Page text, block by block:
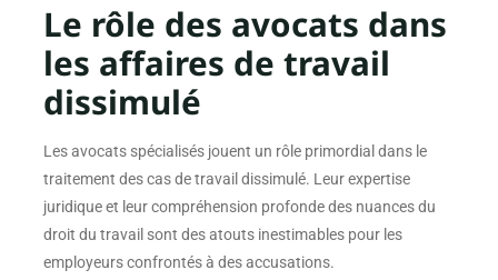
Le rôle des avocats dans
les affaires de travail
dissimulé
Les avocats spécialisés jouent un rôle primordial dans le
traitement des cas de travail dissimulé. Leur expertise
juridique et leur compréhension profonde des nuances du
droit du travail sont des atouts inestimables pour les
employeurs confrontés à des accusations.